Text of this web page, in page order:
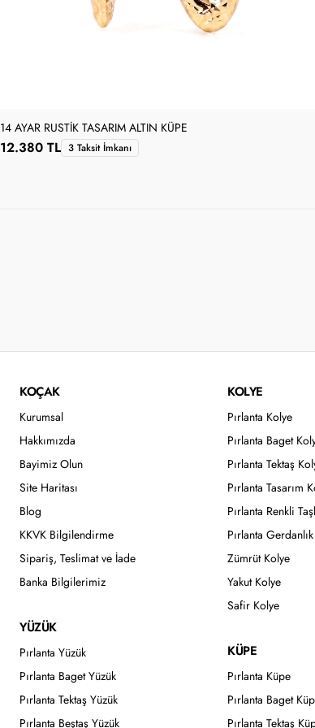
14 AYAR RUSTIK TASARIM ALTIN KÜPE
12.380 TL 3 Taksit İmkanı
KOÇAK
Kurumsal
Hakkımızda
Bayimiz Olun
Site Haritası
Blog
KKVK Bilgilendirme
Sipariş, Teslimat ve İade
Banka Bilgilerimiz
YÜZÜK
Pırlanta Yüzük
Pırlanta Baget Yüzük
Pırlanta Tektaş Yüzük
Pırlanta Beştaş Yüzük
KOLYE
Pırlanta Kolye
Pırlanta Baget
Pırlanta Tektaş
Pırlanta Tasarım
Pırlanta Renkli
Pırlanta Gerdanlık
Zümrüt Kolye
Yakut Kolye
Safir Kolye
KÜPE
Pırlanta Küpe
Pırlanta Baget
Pırlanta Tektaş